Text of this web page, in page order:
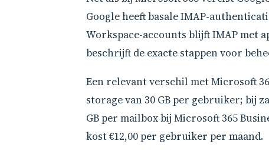
Google heeft basale IMAP-
Workspace-accounts blijft IMAP met
beschrijft de exacte stappen voor
Een relevant verschil met Microsoft
storage van 30 GB per gebruiker; bij
GB per mailbox bij Microsoft 365
kost €12,00 per gebruiker per maand.